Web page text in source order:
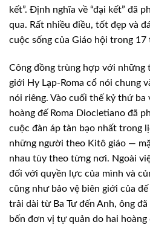
kết”. Định nghĩa về “đại kết” đã
qua. Rất nhiều điều, tốt đẹp và
cuộc sống của Giáo hội trong 17
Công đồng trùng hợp với những
giới Hy Lạp-Roma cổ nói chung
nói riêng. Vào cuối thế kỷ thứ
hoàng đế Roma Diocletiano đã
cuộc đàn áp tàn bạo nhất trong
những người theo Kitô giáo —
nhau tùy theo từng nơi. Ngoài
đối với quyền lực của mình và
cũng như bảo vệ biên giới của
trải dài từ Ba Tư đến Anh, ông
bốn đơn vị tự quản do hai hoàng